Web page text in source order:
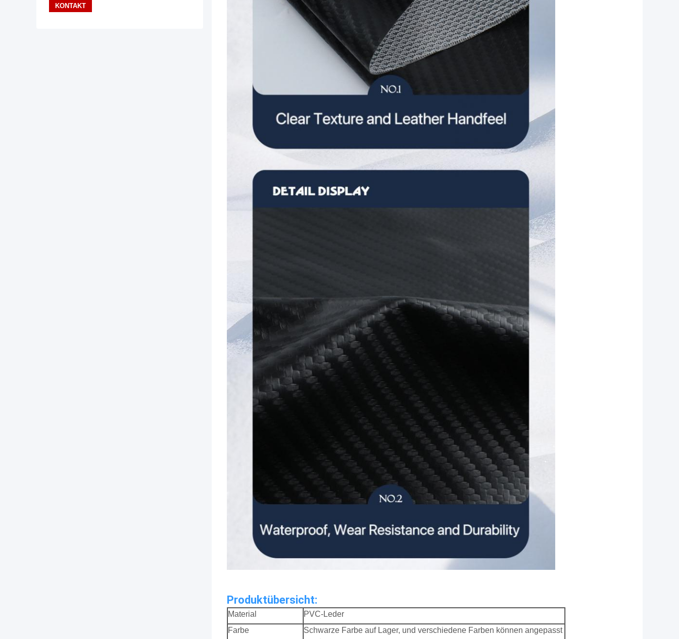
Produktübersicht:
Material
PVC-Leder
Farbe
Schwarze Farbe auf Lager, und verschiedene Farben können angepasst